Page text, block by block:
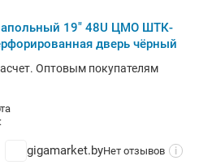
19" 48U ЦМО ШТК-
дверь чёрный
Оптовым покупателям
gigamarket.byНет отзывов i